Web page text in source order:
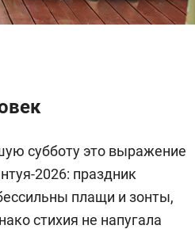
субботу это выражение
2026: праздник
плащи и зонты,
стихия не напугала